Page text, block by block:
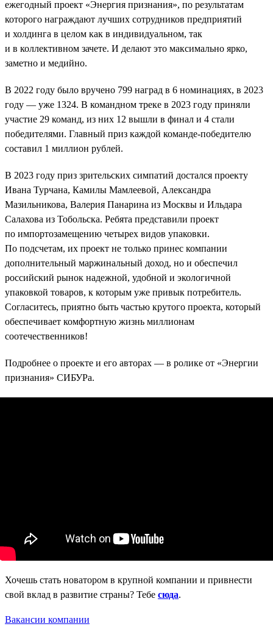
ежегодный проект «Энергия признания», по результатам
которого награждают лучших сотрудников предприятий
и холдинга в целом как в индивидуальном, так
и в коллективном зачете. И делают это максимально ярко,
заметно и медийно.
В 2022 году было вручено 799 наград в 6 номинациях, в 2023
году — уже 1324. В командном треке в 2023 году приняли
участие 29 команд, из них 12 вышли в финал и 4 стали
победителями. Главный приз каждой команде-победителю
составил 1 миллион рублей.
В 2023 году приз зрительских симпатий достался проекту
Ивана Турчана, Камилы Мамлеевой, Александра
Мазильникова, Валерия Панарина из Москвы и Ильдара
Салахова из Тобольска. Ребята представили проект
по импортозамещению четырех видов упаковки.
По подсчетам, их проект не только принес компании
дополнительный маржинальный доход, но и обеспечил
российский рынок надежной, удобной и экологичной
упаковкой товаров, к которым уже привык потребитель.
Согласитесь, приятно быть частью крутого проекта, который
обеспечивает комфортную жизнь миллионам
соотечественников!
Подробнее о проекте и его авторах — в ролике от «Энергии
признания» СИБУРа.
Хочешь стать новатором в крупной компании и привнести
свой вклад в развитие страны? Тебе сюда.
Вакансии компании